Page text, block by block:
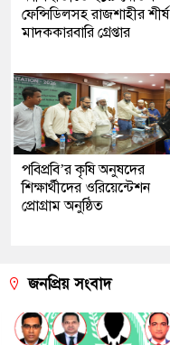
ফেন্সিডিলসহ রাজশাহীর শীর্ষ
মাদককারবারি গ্রেপ্তার
পবিপ্রবি’র কৃষি অনুষদের
শিক্ষার্থীদের ওরিয়েন্টেশন
প্রোগ্রাম অনুষ্ঠিত
জনপ্রিয় সংবাদ